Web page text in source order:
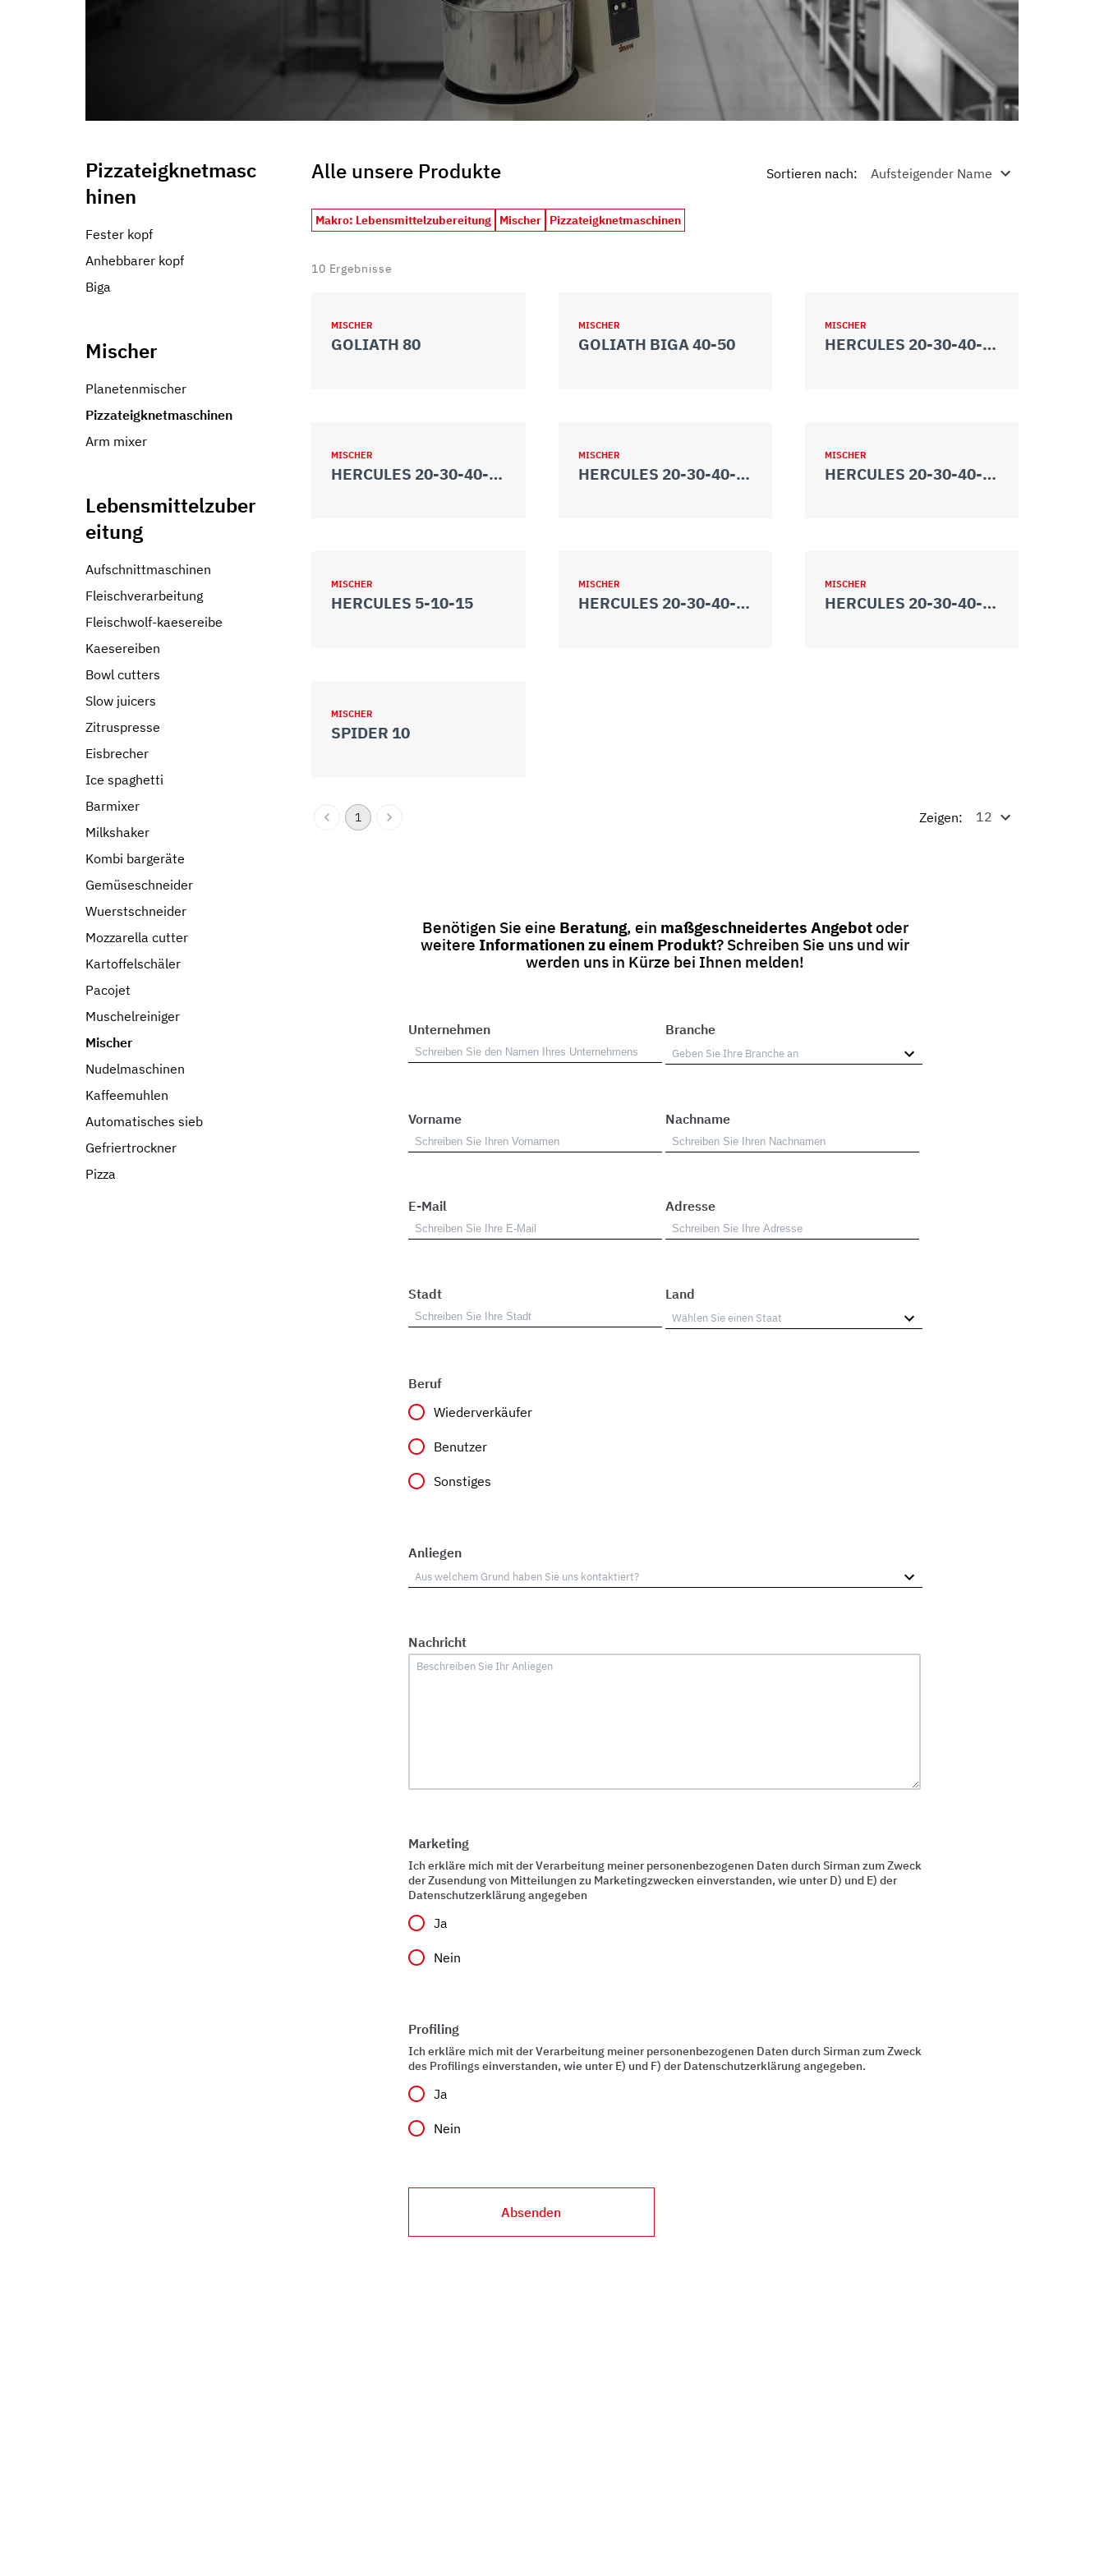
Pizzateigknetmasc
hinen
Fester kopf
Anhebbarer kopf
Biga
Mischer
Planetenmischer
Pizzateigknetmaschinen
Arm mixer
Lebensmittelzuber
eitung
Aufschnittmaschinen
Fleischverarbeitung
Fleischwolf-kaesereibe
Kaesereiben
Bowl cutters
Slow juicers
Zitruspresse
Eisbrecher
Ice spaghetti
Barmixer
Milkshaker
Kombi bargeräte
Gemüseschneider
Wuerstschneider
Mozzarella cutter
Kartoffelschäler
Pacojet
Muschelreiniger
Mischer
Nudelmaschinen
Kaffeemuhlen
Automatisches sieb
Gefriertrockner
Pizza
Alle unsere Produkte Sortieren nach:
Makro: Lebensmittelzubereitung Mischer Pizzateigknetmaschinen
10 Ergebnisse
MISCHER
GOLIATH 80
MISCHER
GOLIATH BIGA 40-50
MISCHER
HERCULES 20-30-40-50
MISCHER
HERCULES 20-30-40-50 VV
MISCHER
HERCULES 20-30-40-50 2V
MISCHER
HERCULES 20-30-40-50 TA 2V
MISCHER
HERCULES 5-10-15
MISCHER
HERCULES 20-30-40-50 TA
MISCHER
HERCULES 20-30-40-50 TA VV
MISCHER
SPIDER 10
1 Zeigen:
Benötigen Sie eine Beratung, ein maßgeschneidertes Angebotoder
weitere Informationen zu einem Produkt? Schreiben Sie uns und wir
werden uns in Kürze bei Ihnen melden!
Unternehmen Branche
Vorname Nachname
E-Mail Adresse
Stadt Land
Beruf
Wiederverkäufer
Benutzer
Sonstiges
Anliegen
Nachricht
Marketing
Ich erkläre mich mit der Verarbeitung meiner personenbezogenen Daten durch Sirman zum Zweck
der Zusendung von Mitteilungen zu Marketingzwecken einverstanden, wie unter D) und E) der
Datenschutzerklärung angegeben
Ja
Nein
Profiling
Ich erkläre mich mit der Verarbeitung meiner personenbezogenen Daten durch Sirman zum Zweck
des Profilings einverstanden, wie unter E) und F) der Datenschutzerklärung angegeben.
Ja
Nein
Absenden